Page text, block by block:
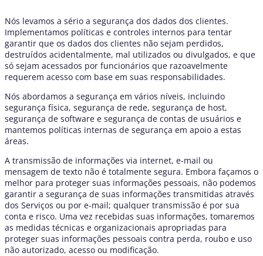
Nós levamos a sério a segurança dos dados dos clientes.
Implementamos políticas e controles internos para tentar
garantir que os dados dos clientes não sejam perdidos,
destruídos acidentalmente, mal utilizados ou divulgados, e que
só sejam acessados por funcionários que razoavelmente
requerem acesso com base em suas responsabilidades.
Nós abordamos a segurança em vários níveis, incluindo
segurança física, segurança de rede, segurança de host,
segurança de software e segurança de contas de usuários e
mantemos políticas internas de segurança em apoio a estas
áreas.
A transmissão de informações via internet, e-mail ou
mensagem de texto não é totalmente segura. Embora façamos o
melhor para proteger suas informações pessoais, não podemos
garantir a segurança de suas informações transmitidas através
dos Serviços ou por e-mail; qualquer transmissão é por sua
conta e risco. Uma vez recebidas suas informações, tomaremos
as medidas técnicas e organizacionais apropriadas para
proteger suas informações pessoais contra perda, roubo e uso
não autorizado, acesso ou modificação.